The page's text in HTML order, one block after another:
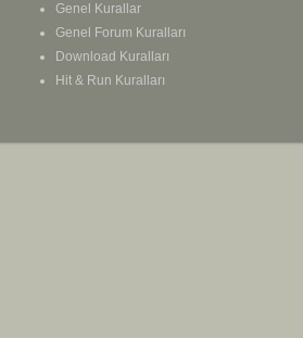
Genel Kurallar
Genel Forum Kuralları
Download Kuralları
Hit & Run Kuralları